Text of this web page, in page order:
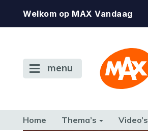
Welkom op MAX Vandaag
menu
Home Thema’s Video’s